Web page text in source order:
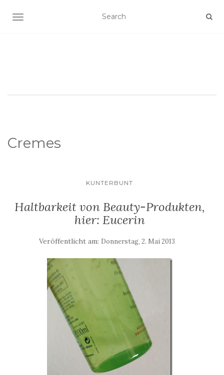
SCHALTE NAVIGATION
Cremes
KUNTERBUNT
Haltbarkeit von Beauty-Produkten,
hier: Eucerin
Veröffentlicht am: Donnerstag, 2. Mai 2013